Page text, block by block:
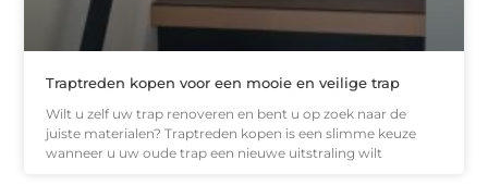
Traptreden kopen voor een mooie en veilige trap
Wilt u zelf uw trap renoveren en bent u op zoek naar de
juiste materialen? Traptreden kopen is een slimme keuze
wanneer u uw oude trap een nieuwe uitstraling wilt